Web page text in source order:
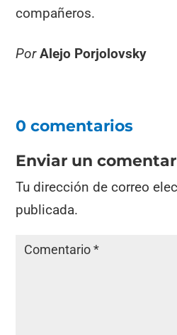
compañeros.
Por Alejo Porjolovsky
0 comentarios
Enviar un
Tu dirección de correo
publicada.